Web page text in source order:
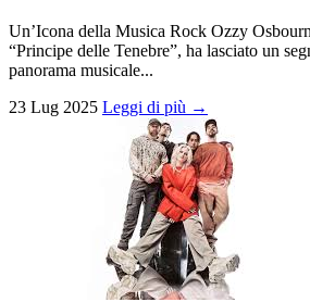
Un’Icona della Musica Rock Ozzy
“Principe delle Tenebre”, ha lasciato un
panorama musicale...
23 Lug 2025 Leggi di più →